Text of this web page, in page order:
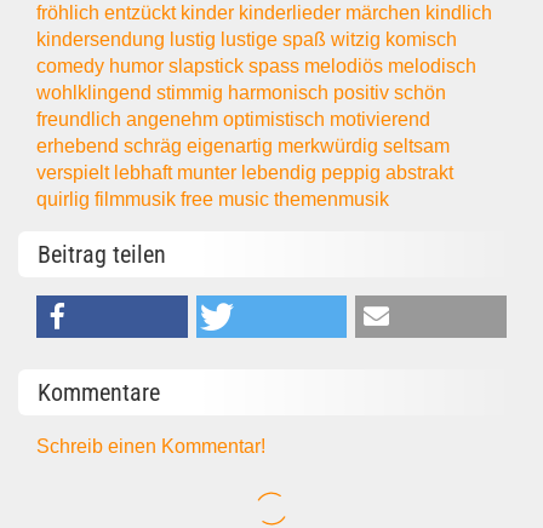
fröhlichentzückt kinder kinderlieder märchen kindlich
kindersendung lustig lustigespaßwitzig komisch
comedy humorslapstickspass melodiös melodisch
wohlklingendstimmig harmonisch positivschön
freundlichangenehmoptimistisch motivierend
erhebendschrägeigenartig merkwürdigseltsam
verspielt lebhaft munter lebendig peppigabstrakt
quirligfilmmusikfree musicthemenmusik
Beitrag teilen
Kommentare
Schreib einen Kommentar!